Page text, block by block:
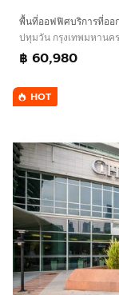
ปทุมวัน กรุงเทพมหานคร
฿ 60,980
HOT